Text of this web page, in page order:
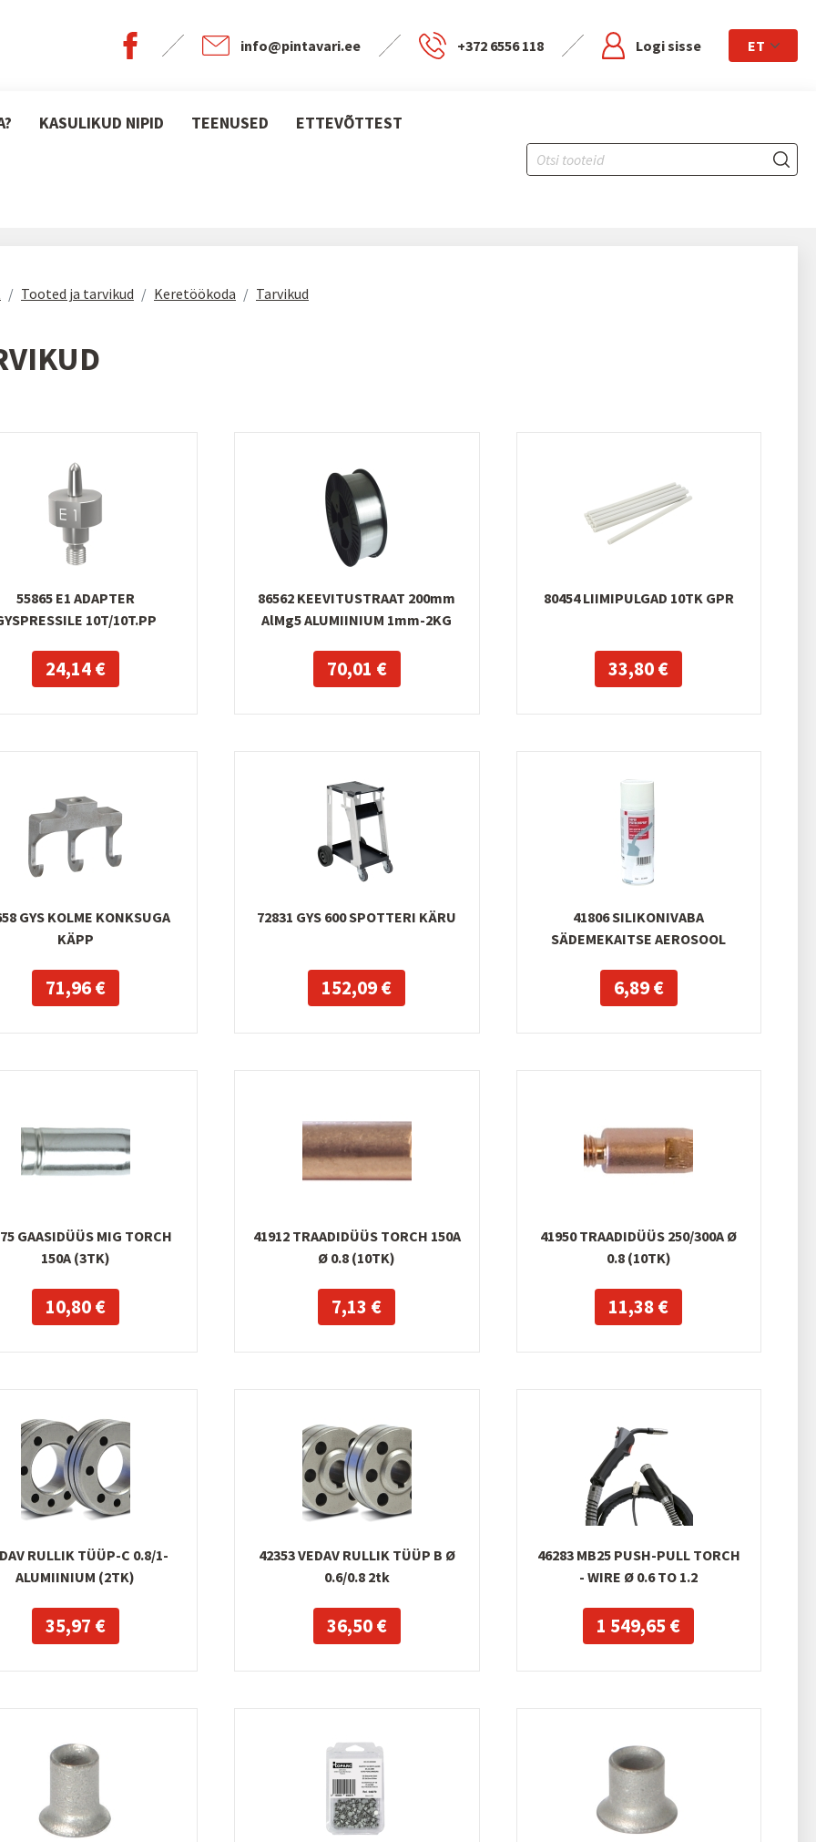
info@pintavari.ee +372 6556 118 Logi sisse ET
KASULIKUD NIPID TEENUSED ETTEVÕTTEST
ROBERLO EPOKRUNT ISOFINE
ROBERLO ISOFAST 1K
KRUNTVÄRV 400ML SPRAY,
10,92 €
ÜMAR LIHVIMISKLOTS 150MM,
KOLLANE
6,24 €
Tooted ja tarvikud Keretöökoda Tarvikud
55865 E1 ADAPTER
10T/10T.PP
24,14 €
86562 KEEVITUSTRAAT 200mm
AlMg5 ALUMIINIUM 1mm-2KG
70,01 €
80454 LIIMIPULGAD 10TK GPR
33,80 €
GYS KOLME KONKSUGA
KÄPP
71,96 €
72831 GYS 600 SPOTTERI KÄRU
152,09 €
41806 SILIKONIVABA
SÄDEMEKAITSE AEROSOOL
6,89 €
GAASIDÜÜS MIG TORCH
150A (3TK)
10,80 €
41912 TRAADIDÜÜS TORCH 150A
Ø 0.8 (10TK)
7,13 €
41950 TRAADIDÜÜS 250/300A Ø
0.8 (10TK)
11,38 €
RULLIK TÜÜP-C 0.8/1-
ALUMIINIUM (2TK)
35,97 €
42353 VEDAV RULLIK TÜÜP B Ø
0.6/0.8 2tk
36,50 €
46283 MB25 PUSH-PULL TORCH
- WIRE Ø 0.6 TO 1.2
1 549,65 €